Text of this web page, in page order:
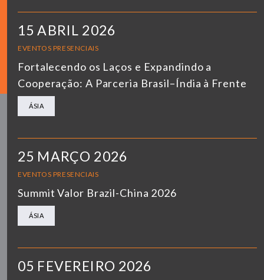
15 ABRIL 2026
EVENTOS PRESENCIAIS
Fortalecendo os Laços e Expandindo a
Cooperação: A Parceria Brasil–Índia à Frente
ÁSIA
25 MARÇO 2026
EVENTOS PRESENCIAIS
Summit Valor Brazil-China 2026
ÁSIA
05 FEVEREIRO 2026